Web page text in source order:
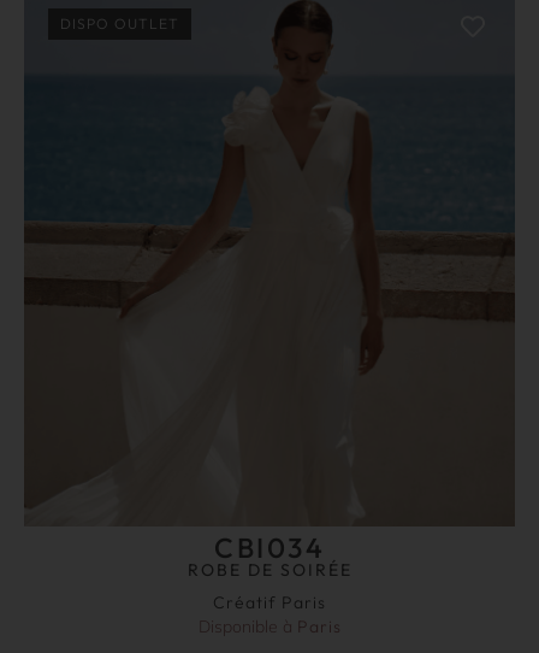
DISPO OUTLET
CBI034
ROBE DE SOIRÉE
Créatif Paris
Disponible à Paris